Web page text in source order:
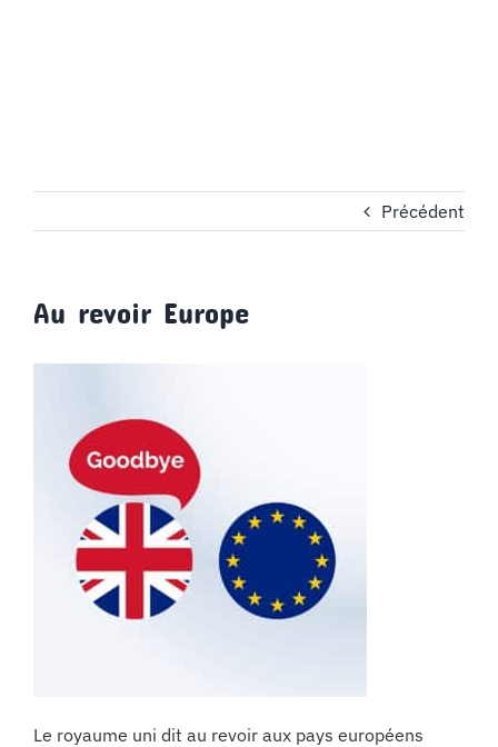
Précédent
Au revoir Europe
Le royaume uni dit au revoir aux pays européens